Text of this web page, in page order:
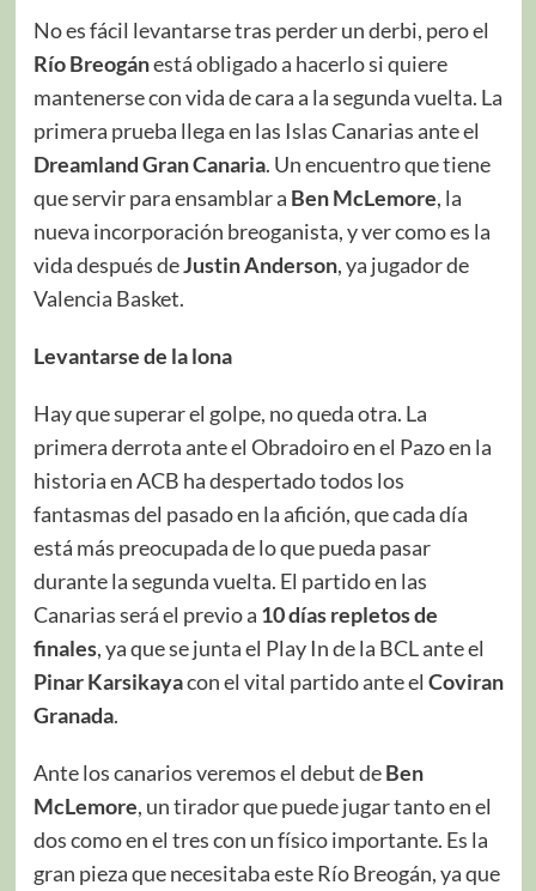
No es fácil levantarse tras perder un derbi, pero el
Río Breogánestá obligado a hacerlo si quiere
mantenerse con vida de cara a la segunda vuelta. La
primera prueba llega en las Islas Canarias ante el
Dreamland Gran Canaria. Un encuentro que tiene
que servir para ensamblar a Ben McLemore, la
nueva incorporación breoganista, y ver como es la
vida después deJustin Anderson, ya jugador de
Valencia Basket.
Levantarse de la lona
Hay que superar el golpe, no queda otra. La
primera derrota ante el Obradoiro en el Pazo en la
historia en ACB ha despertado todos los
fantasmas del pasado en la afición, que cada día
está más preocupada de lo que pueda pasar
durante la segunda vuelta. El partido en las
Canarias será el previo a 10 días repletos de
finales, ya que se junta el Play In de la BCL ante el
Pinar Karsikayacon el vital partido ante el Coviran
Granada.
Ante los canarios veremos el debut deBen
McLemore, un tirador que puede jugar tanto en el
dos como en el tres con un físico importante. Es la
gran pieza que necesitaba este Río Breogán, ya que